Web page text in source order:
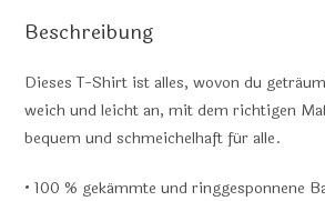
Beschreibung
Dieses T-Shirt ist alles, wovon du
weich und leicht an, mit dem richtigen
bequem und schmeichelhaft für alle.
• 100 % gekämmte und ringgesponnene